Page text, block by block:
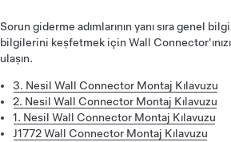
Kablolu 1. Nesil Mobil Konnektör
Avrupa (Norsk)
Kablolu 1. Nesil Mobil Konnektör
Avrupa (Português)
Kablolu 1. Nesil Mobil Konnektör
Avrupa (Română)
Sorun giderme adımlarının yanı sıra genel
bilgilerini keşfetmek için Wall
ulaşın.
3. Nesil Wall Connector Montaj Kılavuzu
2. Nesil Wall Connector Montaj Kılavuzu
1. Nesil Wall Connector Montaj Kılavuzu
J1772 Wall Connector Montaj Kılavuzu